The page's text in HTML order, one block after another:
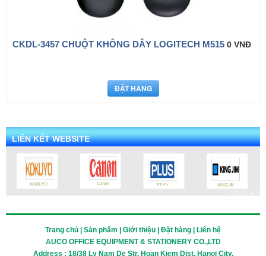
CKDL-3457 CHUỘT KHÔNG DÂY LOGITECH M515 0 VNĐ
LIÊN KẾT WEBSITE
Trang chủ | Sản phẩm | Giới thiệu | Đặt hàng | Liên hệ
AUCO OFFICE EQUIPMENT & STATIONERY CO.,LTD
Address : 18/38 Ly Nam De Str, Hoan Kiem Dist, Hanoi City.